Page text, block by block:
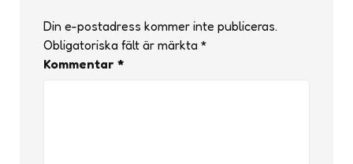
Din e-postadress kommer inte publiceras.
Obligatoriska fält är märkta *
Kommentar *